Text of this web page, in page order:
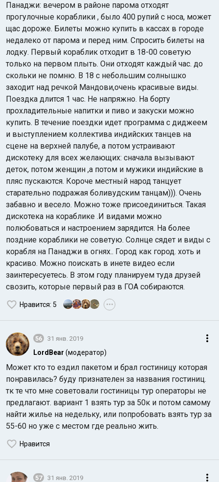
Панаджи: вечером в районе парома отходят
прогулочные кораблики , было 400 рупий с носа, может
щас дороже. Билеты можно купить в кассах в городе
недалеко от парома и перед ним. Спросить билеты на
лодку. Первый кораблик отходит в 18-00 советую
только на первом плыть. Они отходят каждый час. до
скольки не помню. В 18 с небольшим солнышко
заходит над речкой Мандови,очень красивые виды.
Поездка длится 1 час. Не напряжно. На борту
прохладительные напитки и пиво и закуски можно
купить. В течение поездки идет программа с диджеем
и выступлением коллектива индийских танцев на
сцене на верхней палубе, а потом устраивают
дискотеку для всех желающих: сначала вызывают
деток, потом женщин ,а потом и мужики индийские в
пляс пускаются. Короче местный народ танцует
старательно подражая боливудским танцам))). Очень
забавно и весело. Можно тоже присоединиться. Такая
дискотека на кораблике .И видами можно
полюбоваться и настроением зарядится. На более
поздние кораблики не советую. Солнце сядет и виды с
корабля на Панаджи в огнях.. Город как город. хоть и
красиво. Можно поискать в инете видео если
заинтересуетесь. В этом году планируем туда друзей
свозить, которые первый раз в ГОА собираются.
Нравится: 5 •••
56 31 янв. 2019
LordBear (модератор)
Может кто то ездил пакетом и брал гостиницу которая
понравилась? буду признателен за названия гостиниц.
тк те что мне советовали гостиницы тур операторы не
предлагают. вариант 1 взять тур за 50к и потом самому
найти жилье на недельку, или попробовать взять тур за
55-60 но уже с местом где реально жить.
Нравится
57 31 янв. 2019